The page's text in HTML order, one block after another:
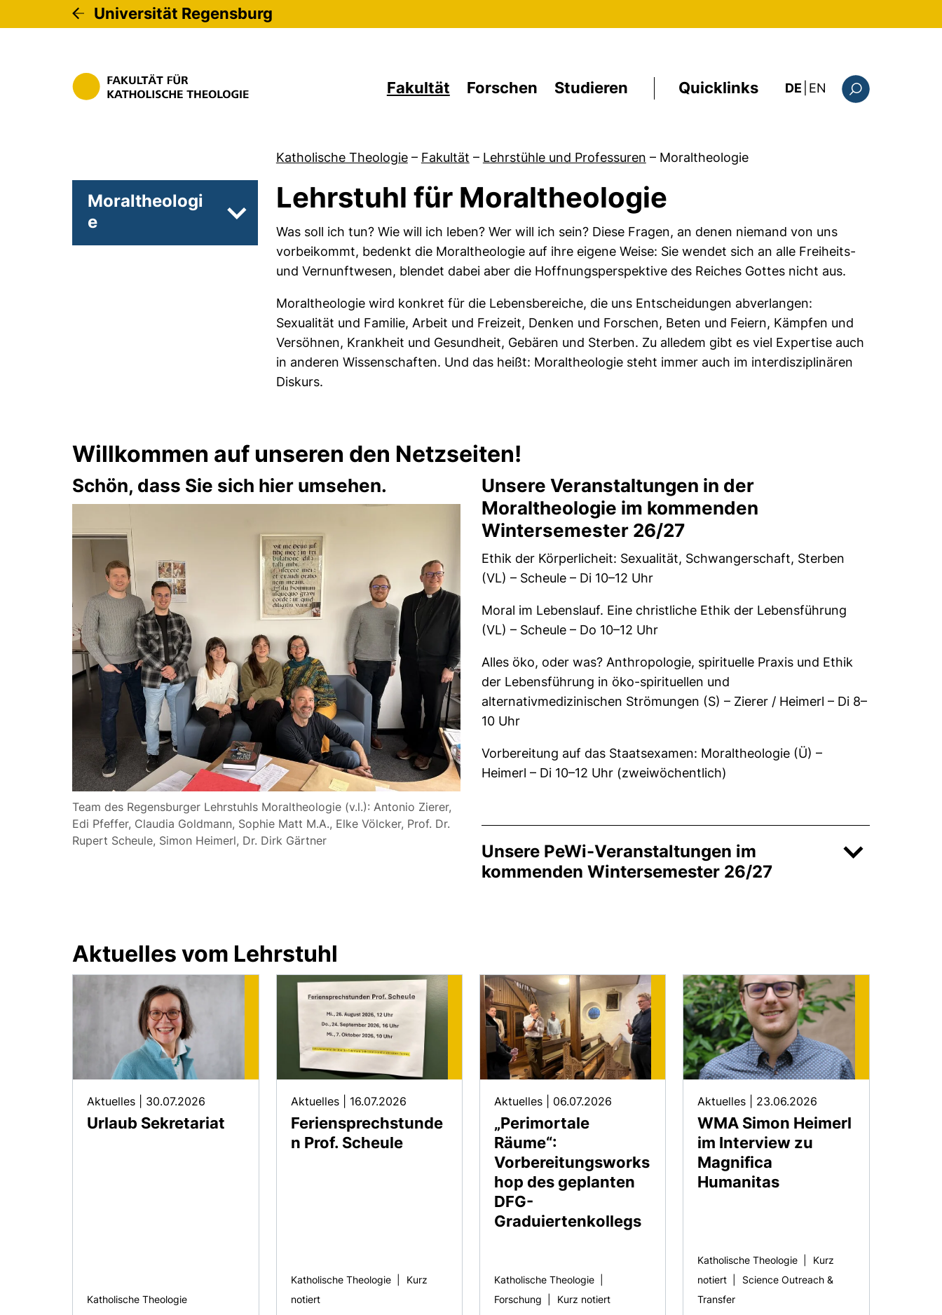
Universität Regensburg
Fakultät Forschen Studieren Quicklinks DE EN : this page in
Katholische Theologie – Fakultät – Lehrstühle und Professuren – Moraltheologie
Moraltheologi
e
Unterseiten von Forschung
Lehrstuhl für Moraltheologie
Was soll ich tun? Wie will ich leben? Wer will ich sein? Diese Fragen, an denen niemand von uns
vorbeikommt, bedenkt die Moraltheologie auf ihre eigene Weise: Sie wendet sich an alle Freiheits-
und Vernunftwesen, blendet dabei aber die Hoffnungsperspektive des Reiches Gottes nicht aus.
Moraltheologie wird konkret für die Lebensbereiche, die uns Entscheidungen abverlangen:
Sexualität und Familie, Arbeit und Freizeit, Denken und Forschen, Beten und Feiern, Kämpfen und
Versöhnen, Krankheit und Gesundheit, Gebären und Sterben. Zu alledem gibt es viel Expertise auch
in anderen Wissenschaften. Und das heißt: Moraltheologie steht immer auch im interdisziplinären
Diskurs.
Willkommen auf unseren den Netzseiten!
Schön, dass Sie sich hier umsehen.
Team des Regensburger Lehrstuhls Moraltheologie (v.l.): Antonio Zierer,
Edi Pfeffer, Claudia Goldmann, Sophie Matt M.A., Elke Völcker, Prof. Dr.
Rupert Scheule, Simon Heimerl, Dr. Dirk Gärtner
Unsere Veranstaltungen in der
Moraltheologie im kommenden
Wintersemester 26/27
Ethik der Körperlicheit: Sexualität, Schwangerschaft, Sterben
(VL) – Scheule – Di 10–12 Uhr
Moral im Lebenslauf. Eine christliche Ethik der Lebensführung
(VL) – Scheule – Do 10–12 Uhr
Alles öko, oder was? Anthropologie, spirituelle Praxis und Ethik
der Lebensführung in öko-spirituellen und
alternativmedizinischen Strömungen (S) – Zierer / Heimerl – Di 8–
10 Uhr
Vorbereitung auf das Staatsexamen: Moraltheologie (Ü) –
Heimerl – Di 10–12 Uhr (zweiwöchentlich)
Unsere PeWi-Veranstaltungen im
kommenden Wintersemester 26/27
Aktuelles vom Lehrstuhl
Urlaub Sekretariat
Aktuelles 30.07.2026
Katholische Theologie
Feriensprechstunde
n Prof. Scheule
Aktuelles 16.07.2026
Katholische Theologie
Kurz
notiert
„Perimortale
Räume“:
Vorbereitungsworks
hop des geplanten
DFG-
Graduiertenkollegs
Aktuelles 06.07.2026
Katholische Theologie
Forschung
Kurz notiert
WMA Simon Heimerl
im Interview zu
Magnifica
Humanitas
Aktuelles 23.06.2026
Katholische Theologie
Kurz
notiert
Science Outreach &
Transfer